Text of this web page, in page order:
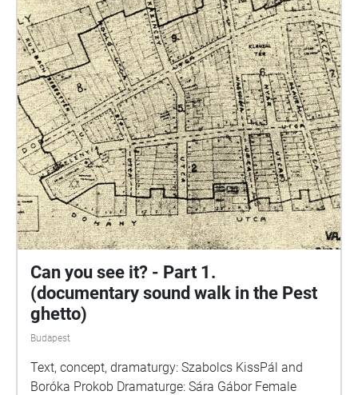
Can you see it? - Part 1.
(documentary sound walk in the Pest
ghetto)
Budapest
Text, concept, dramaturgy: Szabolcs KissPál and
Boróka Prokob Dramaturge: Sára Gábor Female